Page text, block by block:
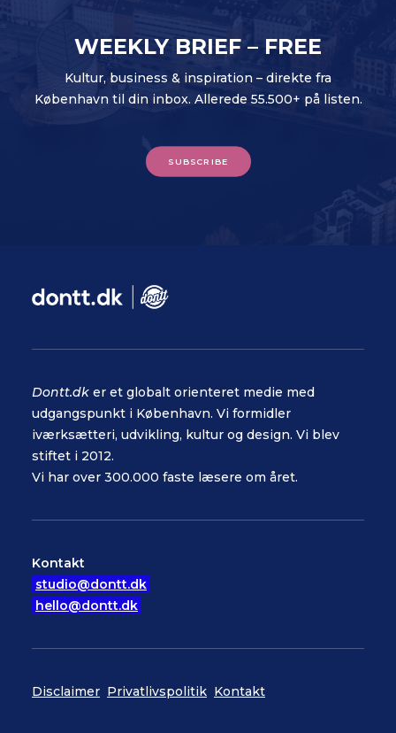
WEEKLY BRIEF – FREE
Kultur, business & inspiration – direkte fra
København til din inbox. Allerede 55.500+ på listen.
SUBSCRIBE
Dontt.dk er et globalt orienteret medie med
udgangspunkt i København. Vi formidler
iværksætteri, udvikling, kultur og design. Vi blev
stiftet i 2012.
Vi har over 300.000 faste læsere om året.
Kontakt
studio@dontt.dk
hello@dontt.dk
Disclaimer Privatlivspolitik Kontakt